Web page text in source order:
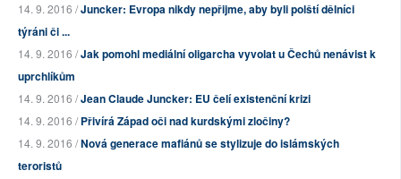
14. 9. 2016 /Juncker: Evropa nikdy nepřijme, aby byli polští dělníci
týráni či ...
14. 9. 2016 /Jak pomohl mediální oligarcha vyvolat u Čechů nenávist k
uprchlíkům
14. 9. 2016 /Jean Claude Juncker: EU čelí existenční krizi
14. 9. 2016 /Přivírá Západ oči nad kurdskými zločiny?
14. 9. 2016 /Nová generace mafiánů se stylizuje do islámských
teroristů